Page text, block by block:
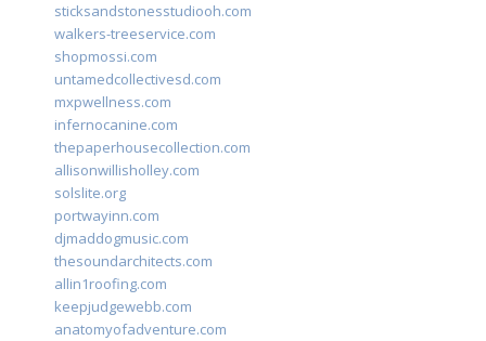
sticksandstonesstudiooh.com
walkers-treeservice.com
shopmossi.com
untamedcollectivesd.com
mxpwellness.com
infernocanine.com
thepaperhousecollection.com
allisonwillisholley.com
solslite.org
portwayinn.com
djmaddogmusic.com
thesoundarchitects.com
allin1roofing.com
keepjudgewebb.com
anatomyofadventure.com